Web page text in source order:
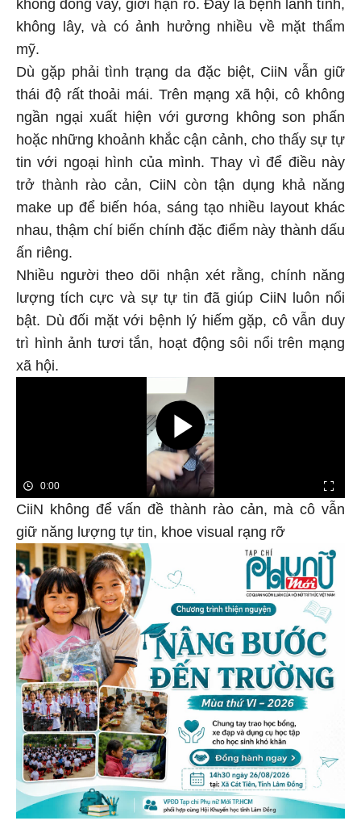
không lây, và có ảnh hưởng nhiều về mặt thẩm
mỹ.
Dù gặp phải tình trạng da đặc biệt, CiiN vẫn giữ
thái độ rất thoải mái. Trên mạng xã hội, cô không
ngần ngại xuất hiện với gương không son phấn
hoặc những khoảnh khắc cận cảnh, cho thấy sự tự
tin với ngoại hình của mình. Thay vì để điều này
trở thành rào cản, CiiN còn tận dụng khả năng
make up để biến hóa, sáng tạo nhiều layout khác
nhau, thậm chí biến chính đặc điểm này thành dấu
ấn riêng.
Nhiều người theo dõi nhận xét rằng, chính năng
lượng tích cực và sự tự tin đã giúp CiiN luôn nổi
bật. Dù đối mặt với bệnh lý hiếm gặp, cô vẫn duy
trì hình ảnh tươi tắn, hoạt động sôi nổi trên mạng
xã hội.
CiiN không để vấn đề thành rào cản, mà cô vẫn
giữ năng lượng tự tin, khoe visual rạng rỡ